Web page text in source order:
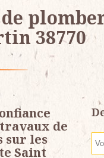
38770
de
sur les
Saint